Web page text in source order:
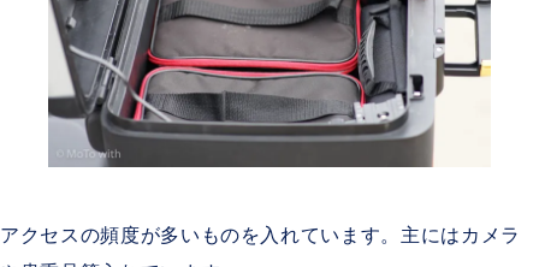
アクセスの頻度が多いものを入れています。主にはカメラ